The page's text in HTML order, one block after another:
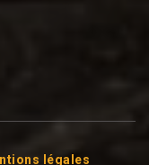
légales